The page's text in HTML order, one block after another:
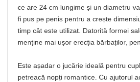
ce are 24 cm lungime și un diametru
fi pus pe penis pentru a crește
timp cât este utilizat. Datorită formei
menține mai ușor erecția bărbaților,
Este așadar o jucărie ideală pentru
petreacă nopți romantice. Cu ajutorul